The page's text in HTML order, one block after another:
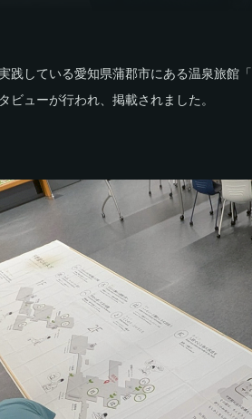
践している愛知県蒲郡市にある温泉旅館
ューが行われ、掲載されました。